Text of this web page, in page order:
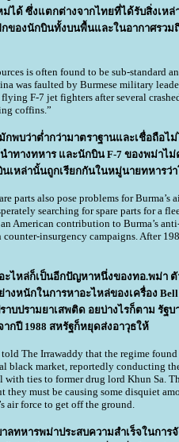
ได้ ซึ่งแตกต่างจากไทยที่ได้รับสิ่งเหล่
ของนักบินทั้งบนพื้นและในอากาศรวม
is often found to be sub-standard
was faulted by Burmese military
F-7 jet fighters after several
coffins.”
พบว่าต่ำกว่ามาตราฐานและเชื่อถือไ
ำทางทหาร และนักบิน F-7 ของพม่าไ
นเหล่านั้นถูกเรียกกันในหมู่นายทหารว่
parts also pose problems for Burma’s
searching for spare parts for a
American contribution to Burma’s
counter-insurgency campaigns. After
ะไหล่ก็เป็นอีกปัญหาหนึ่งของทอ.พม่า
างหนักในการหาอะไหล่ของเครื่อง
บปรามยาเสพติด อยบ่างไรก็ตาม รัฐ
กปี 1988 สหรัฐก็หยุดส่งอาวุธให้
The Irrawaddy that the regime found
black market, reportedly conducting
with ties to former drug lord Khun Sa.
must be causing some disquiet
air force to get off the ground.
ลทหารพม่าประสบความสำเร็จในการ